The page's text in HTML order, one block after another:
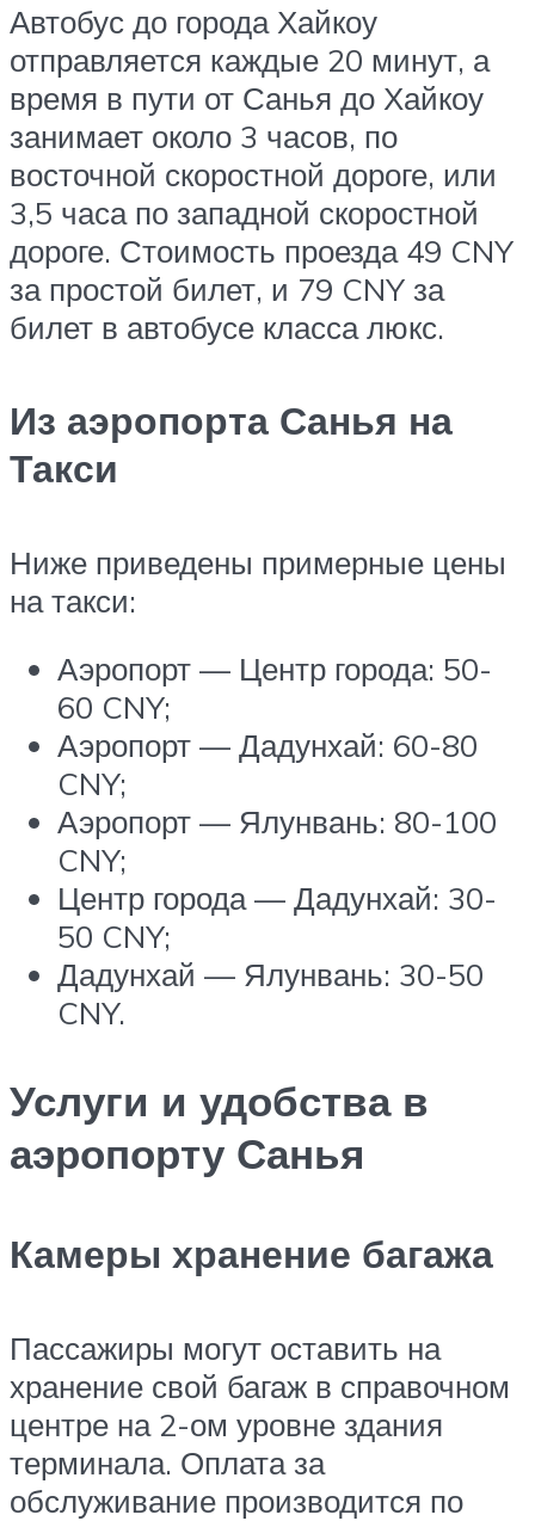
Автобус до города Хайкоу
отправляется каждые 20 минут, а
время в пути от Санья до Хайкоу
занимает около 3 часов, по
восточной скоростной дороге, или
3,5 часа по западной скоростной
дороге. Стоимость проезда 49 CNY
за простой билет, и 79 CNY за
билет в автобусе класса люкс.
Из аэропорта Санья на
Такси
Ниже приведены примерные цены
на такси:
Аэропорт — Центр города: 50-
60 CNY;
Аэропорт — Дадунхай: 60-80
CNY;
Аэропорт — Ялунвань: 80-100
CNY;
Центр города — Дадунхай: 30-
50 CNY;
Дадунхай — Ялунвань: 30-50
CNY.
Услуги и удобства в
аэропорту Санья
Камеры хранение багажа
Пассажиры могут оставить на
хранение свой багаж в справочном
центре на 2-ом уровне здания
терминала. Оплата за
обслуживание производится по